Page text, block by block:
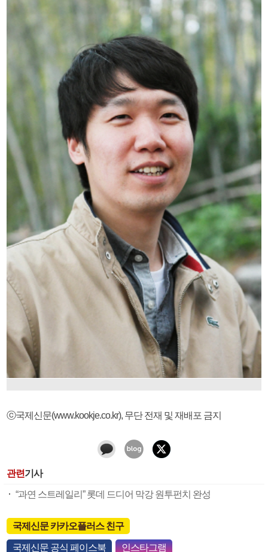
ⓒ국제신문(www.kookje.co.kr), 무단 전재 및 재배포 금지
관련기사
“과연 스트레일리” 롯데 드디어 막강 원투펀치 완성
국제신문 카카오플러스 친구
국제신문 공식 페이스북 인스타그램